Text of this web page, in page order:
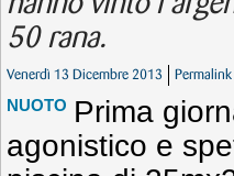
50 rana.
Venerdì 13 Dicembre 2013 Permalink
NUOTO Prima
agonistico e